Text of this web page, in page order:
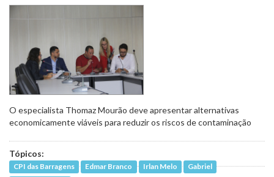
O especialista Thomaz Mourão deve apresentar alternativas
economicamente viáveis para reduzir os riscos de contaminação
Tópicos:
CPI das Barragens Edmar Branco Irlan Melo
Gabriel